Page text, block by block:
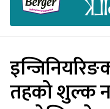
तहको शुल्क